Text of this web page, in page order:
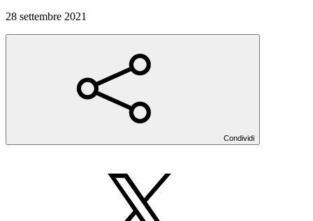
28 settembre 2021
Condividi